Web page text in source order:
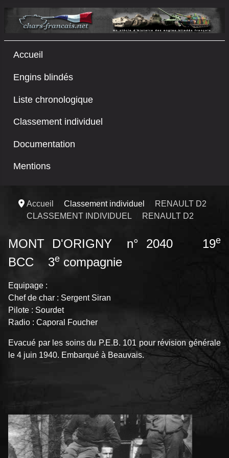
Accueil
Engins blindés
Liste chronologique
Classement individuel
Documentation
Mentions
Accueil Classement individuel
RENAULT D2
CLASSEMENT INDIVIDUEL
RENAULT D2
MONT D'ORIGNY n° 2040 19e
BCC 3e compagnie
Equipage :
Chef de char : Sergent Siran
Pilote : Sourdet
Radio : Caporal Foucher
Evacué par les soins du P.E.B. 101 pour révision générale
le 4 juin 1940. Embarqué à Beauvais.